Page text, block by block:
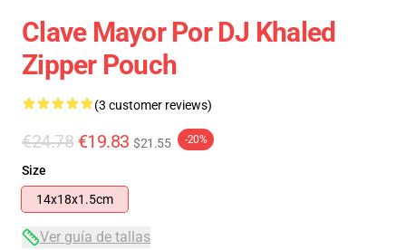
Clave Mayor Por DJ Khaled
Zipper Pouch
(3 customer reviews)
€24.78 €19.83 $21.55 -20%
Size
14x18x1.5cm
Ver guía de tallas